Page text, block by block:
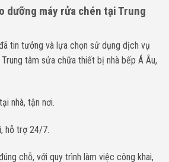
dưỡng máy rửa chén tại Trung
tin tưởng và lựa chọn sử dụng dịch vụ
tâm sửa chữa thiết bị nhà bếp Á Âu,
nhà, tận nơi.
hỗ trợ 24/7.
chỗ, với quy trình làm việc công khai,